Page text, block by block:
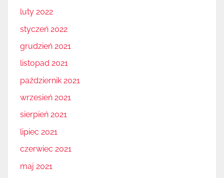
luty 2022
styczeń 2022
grudzień 2021
listopad 2021
październik 2021
wrzesień 2021
sierpień 2021
lipiec 2021
czerwiec 2021
maj 2021